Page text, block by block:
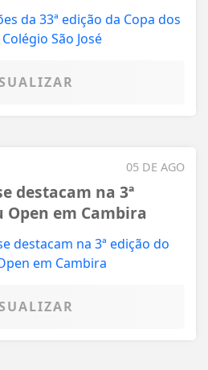
05 DE AGO
destacam na 3ª
Open em Cambira